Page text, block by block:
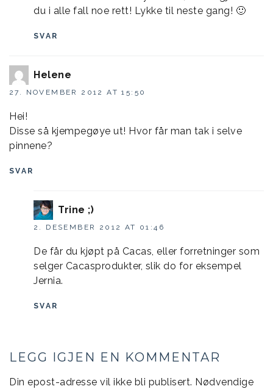
du i alle fall noe rett! Lykke til neste gang! 🙂
SVAR
Helene
27. NOVEMBER 2012 AT 15:50
Hei!
Disse så kjempegøye ut! Hvor får man tak i selve
pinnene?
SVAR
Trine ;)
2. DESEMBER 2012 AT 01:46
De får du kjøpt på Cacas, eller forretninger som
selger Cacasprodukter, slik do for eksempel
Jernia.
SVAR
LEGG IGJEN EN KOMMENTAR
Din epost-adresse vil ikke bli publisert. Nødvendige